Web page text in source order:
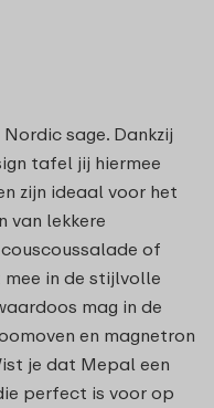
sage. Dankzij
tafel jij hiermee
zijn ideaal voor het
van lekkere
of
in de stijlvolle
mag in de
en magnetron
je dat Mepal een
perfect is voor op